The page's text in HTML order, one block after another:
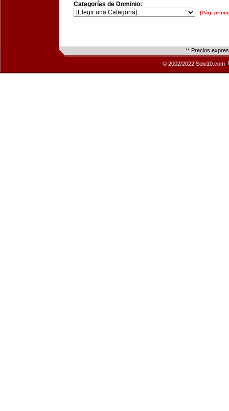
Categorías de Dominio:
[Pág.
** Precios
© 2002/2022 Solo10.com